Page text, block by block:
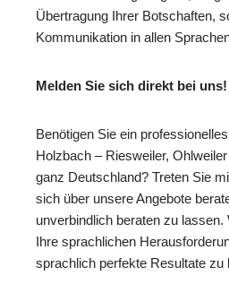
Übertragung Ihrer Botschaften,
Kommunikation in allen
Melden Sie sich direkt bei uns!
Benötigen Sie ein
Holzbach – Riesweiler,
ganz Deutschland? Treten Sie
sich über unsere Angebote
unverbindlich beraten zu lassen.
Ihre sprachlichen
sprachlich perfekte Resultate zu